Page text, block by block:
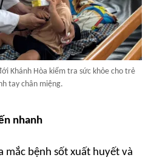
Khánh Hòa kiểm tra sức khỏe cho trẻ
tay chân miệng.
nhanh
mắc bệnh sốt xuất huyết và